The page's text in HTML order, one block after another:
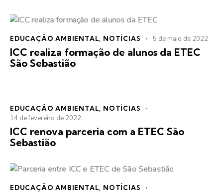
EDUCAÇÃO AMBIENTAL NOTÍCIAS 5 de maio de 2022
ICC realiza formação de alunos da ETEC
São Sebastião
EDUCAÇÃO AMBIENTAL NOTÍCIAS
14 de fevereiro de 2022
ICC renova parceria com a ETEC São
Sebastião
EDUCAÇÃO AMBIENTAL NOTÍCIAS